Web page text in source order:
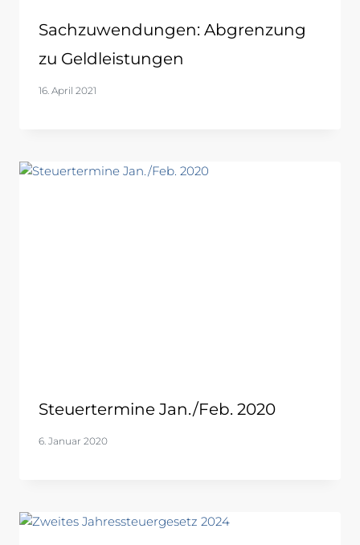
Sachzuwendungen: Abgrenzung
zu Geldleistungen
16. April 2021
Steuertermine Jan./Feb. 2020
6. Januar 2020